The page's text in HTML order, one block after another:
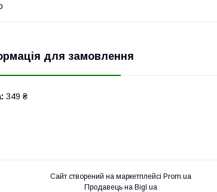
для замовлення
349 ₴
Сайт створений на маркетплейсі Prom.ua
Продавець на Bigl.ua